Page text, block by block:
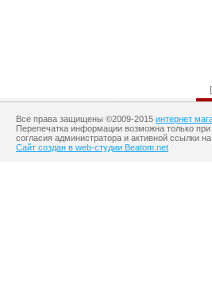
Все права защищены ©2009-2015 интернет
Перепечатка информации возможна только при
согласия администратора и активной ссылки на
Сайт создан в web-студии Beatom.net